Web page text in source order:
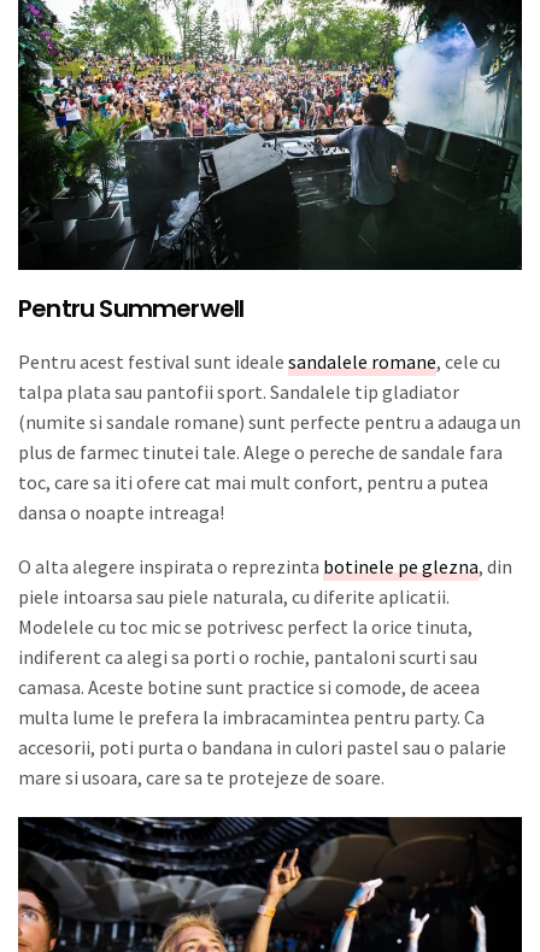
Pentru Summerwell
Pentru acest festival sunt ideale sandalele romane, cele cu
talpa plata sau pantofii sport. Sandalele tip gladiator
(numite si sandale romane) sunt perfecte pentru a adauga un
plus de farmec tinutei tale. Alege o pereche de sandale fara
toc, care sa iti ofere cat mai mult confort, pentru a putea
dansa o noapte intreaga!
O alta alegere inspirata o reprezinta botinele pe glezna, din
piele intoarsa sau piele naturala, cu diferite aplicatii.
Modelele cu toc mic se potrivesc perfect la orice tinuta,
indiferent ca alegi sa porti o rochie, pantaloni scurti sau
camasa. Aceste botine sunt practice si comode, de aceea
multa lume le prefera la imbracamintea pentru party. Ca
accesorii, poti purta o bandana in culori pastel sau o palarie
mare si usoara, care sa te protejeze de soare.